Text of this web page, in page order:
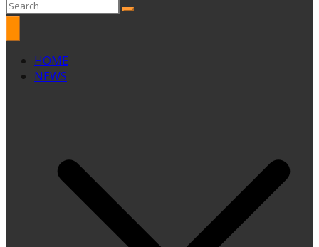
HOME
NEWS